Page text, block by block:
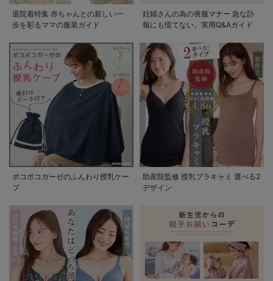
退院着特集 赤ちゃんとの新しい一
歩を彩るママの服装ガイド
妊婦さんの為の喪服マナー 急な訃
報にも慌てない。実用Q&Aガイド
ポコポコガーゼのふんわり授乳ケー
プ
助産院監修 授乳ブラキャミ 選べる2
デザイン